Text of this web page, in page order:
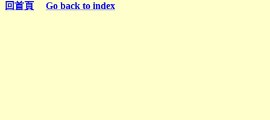
回首頁 Go back to index